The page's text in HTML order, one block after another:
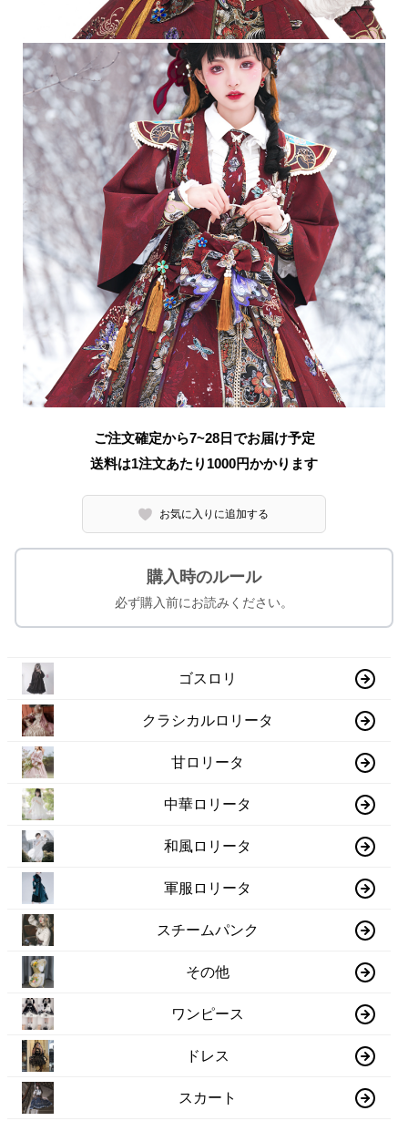
ご注文確定から7~28日でお届け予定
送料は1注文あたり 1000円かかります
お気に入りに追加する
購入時のルール
必ず購入前にお読みください。
ゴスロリ
クラシカルロリータ
甘ロリータ
中華ロリータ
和風ロリータ
軍服ロリータ
スチームパンク
その他
ワンピース
ドレス
スカート